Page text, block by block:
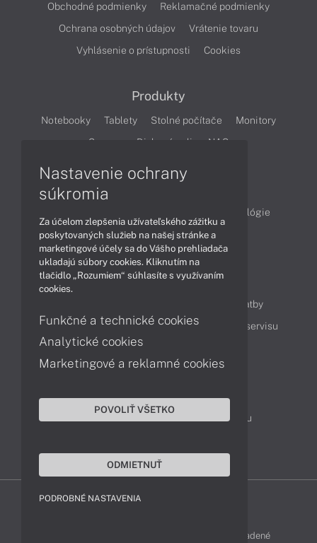
Obchodné podmienky
Reklamačné podmienky
Ochrana osobných údajov
Vrátenie tovaru
Vyhlásenie o prístupnosti
Cookies
Produkty
Notebooky Tablety Stolné počítače
Monitory
Servery
Diskové polia a NAS
Technológie
Videá
Obsah
Možnosti doručenia a platby
Podpora a servis
Servisné služby Cenník servisu
Kontakty
043 4224 771
Obchodné oddelenie
Reklamácia tovaru
FUJITSU-SHOP © 2011 - 2026 Všetky práva vyhradené
Nastavenie ochrany
súkromia
Za účelom zlepšenia užívateľského zážitku a
poskytovaných služieb na našej stránke a
marketingové účely sa do Vášho prehliadača
ukladajú súbory cookies. Kliknutím na
tlačidlo „Rozumiem“ súhlasíte s využívaním
cookies.
Funkčné a technické cookies
Analytické cookies
Marketingové a reklamné cookies
POVOLIŤ VŠETKO
ODMIETNUŤ
PODROBNÉ NASTAVENIA